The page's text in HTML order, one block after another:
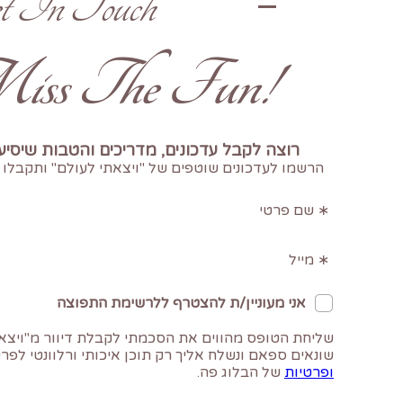
!Don't Miss The Fun